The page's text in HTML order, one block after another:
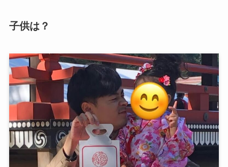
子供は？